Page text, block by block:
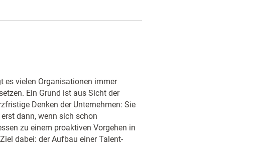
es vielen Organisationen immer
Ein Grund ist aus Sicht der
Denken der Unternehmen: Sie
dann, wenn sich schon
zu einem proaktiven Vorgehen in
dabei: der Aufbau einer Talent-